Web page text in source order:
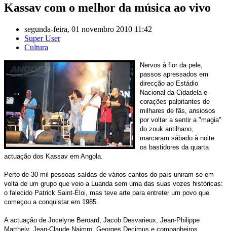
Kassav com o melhor da música ao vivo
segunda-feira, 01 novembro 2010 11:42
Super User
Cultura
Nervos à flor da pele,
passos apressados em
direcção ao Estádio
Nacional da Cidadela e
corações palpitantes de
milhares de fãs, ansiosos
por voltar a sentir a "magia"
do zouk antilhano,
marcaram sábado à noite
os bastidores da quarta
actuação dos Kassav em Angola.
Perto de 30 mil pessoas saídas de vários cantos do país uniram-se em
volta de um grupo que veio a Luanda sem uma das suas vozes históricas:
o falecido Patrick Saint-Éloi, mas teve arte para entreter um povo que
começou a conquistar em 1985.
A actuação de Jocelyne Beroard, Jacob Desvarieux, Jean-Philippe
Marthely, Jean-Claude Naimro, Georges Decimus e companheiros